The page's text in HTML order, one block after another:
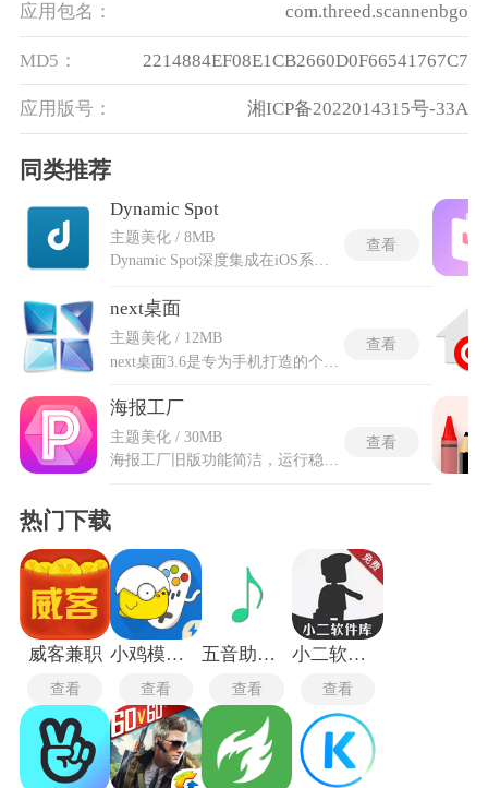
应用包名： com.threed.scannenbgo
MD5： 2214884EF08E1CB2660D0F66541767C7
应用版号： 湘ICP备2022014315号-33A
同类推荐
Dynamic Spot
主题美化 / 8MB
查看
next桌面
主题美化 / 12MB
查看
海报工厂
主题美化 / 30MB
查看
热门下载
威客兼职
查看
小鸡模拟器TV极速版
查看
五音助手app最新版本
查看
小二软件库最新版
查看